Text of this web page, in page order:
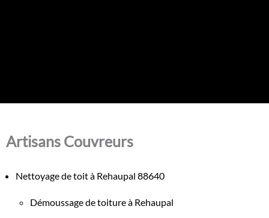
Artisans Couvreurs
Nettoyage de toit à Rehaupal 88640
Démoussage de toiture à Rehaupal